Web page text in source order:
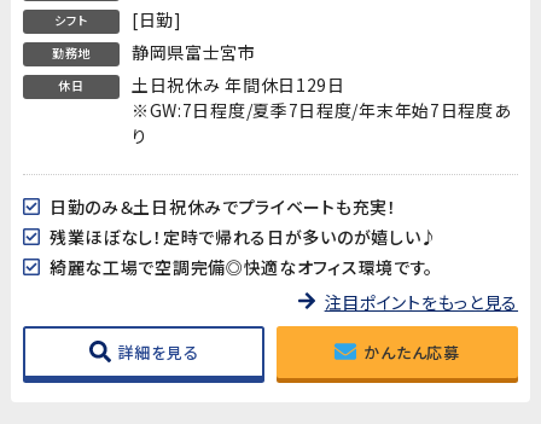
シフト [日勤]
勤務地 静岡県富士宮市
休日
土日祝休み 年間休日129日
※GW:7日程度/夏季7日程度/年末年始7日程度あ
り
日勤のみ＆土日祝休みでプライベートも充実！
残業ほぼなし！定時で帰れる日が多いのが嬉しい♪
綺麗な工場で空調完備◎快適なオフィス環境です。
注目ポイントをもっと見る
詳細を見る かんたん応募